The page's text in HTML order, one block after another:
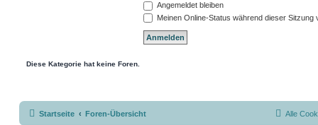
Angemeldet bleiben
Meinen Online-Status während dieser Sitzung
Diese Kategorie hat keine Foren.
Startseite Foren-Übersicht Alle